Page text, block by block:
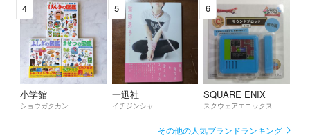
4
小学館
ショウガクカン
5
一迅社
イチジンシャ
6
SQUARE ENIX
スクウェアエニックス
その他の人気ブランドランキング